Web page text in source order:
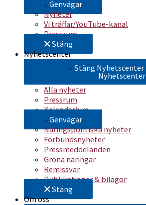
Genvägar
Nyheter
Vi träffar/YouTube-kanal
Pressrum
Stäng
Nyhetscenter
Stäng Nyhetscenter
Nyhetscenter
Alla nyheter
Pressrum
Kalendarium
Genvägar
Näringspolitiska nyheter
Förbundsnyheter
Pressmeddelanden
Gröna näringar
Remissvar
Publikationer & bilagor
Stäng
Om oss